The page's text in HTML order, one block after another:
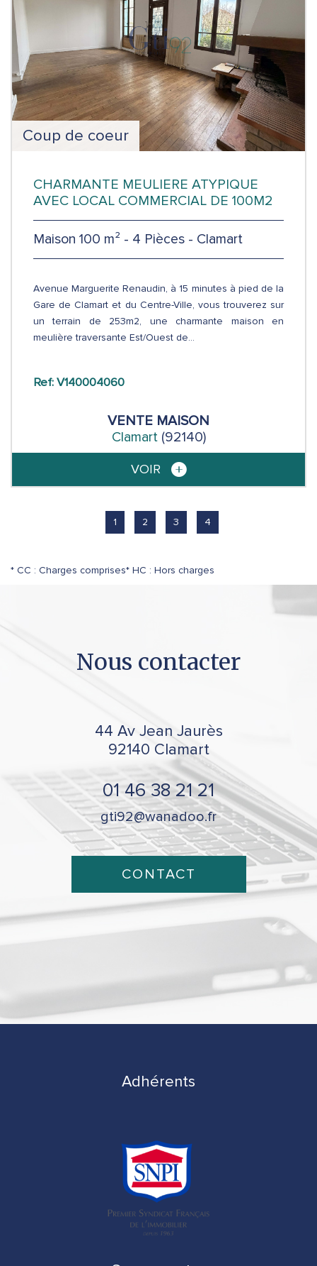
Coup de coeur
CHARMANTE MEULIERE ATYPIQUE
AVEC LOCAL COMMERCIAL DE 100M2
Maison 100 m² - 4 Pièces - Clamart
Avenue Marguerite Renaudin, à 15 minutes à pied de la
Gare de Clamart et du Centre-Ville, vous trouverez sur
un terrain de 253m2, une charmante maison en
meulière traversante Est/Ouest de...
Ref: V140004060
VENTE MAISON
Clamart (92140)
VOIR
1 2 3 4
* CC : Charges comprises* HC : Hors charges
Nous contacter
44 Av Jean Jaurès
92140 Clamart
01 46 38 21 21
gti92@wanadoo.fr
CONTACT
Adhérents